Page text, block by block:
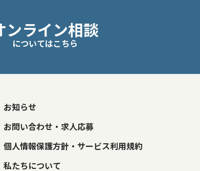
ンライン相談
についてはこちら
お知らせ
お問い合わせ・求人応募
個人情報保護方針・サービス利用規約
私たちについて